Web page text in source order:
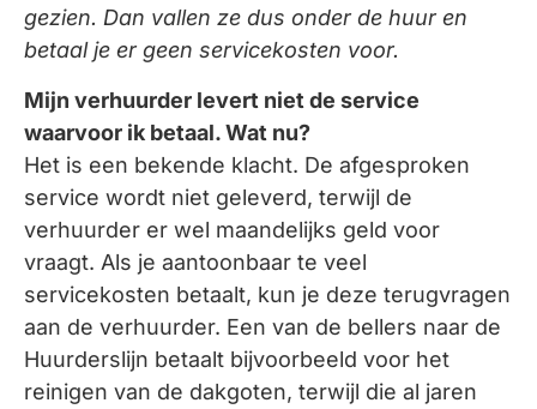
gezien. Dan vallen ze dus onder de huur en
betaal je er geen servicekosten voor.
Mijn verhuurder levert niet de service
waarvoor ik betaal. Wat nu?
Het is een bekende klacht. De afgesproken
service wordt niet geleverd, terwijl de
verhuurder er wel maandelijks geld voor
vraagt. Als je aantoonbaar te veel
servicekosten betaalt, kun je deze terugvragen
aan de verhuurder. Een van de bellers naar de
Huurderslijn betaalt bijvoorbeeld voor het
reinigen van de dakgoten, terwijl die al jaren